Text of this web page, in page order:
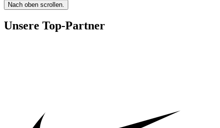
Nach oben scrollen.
Unsere Top-Partner